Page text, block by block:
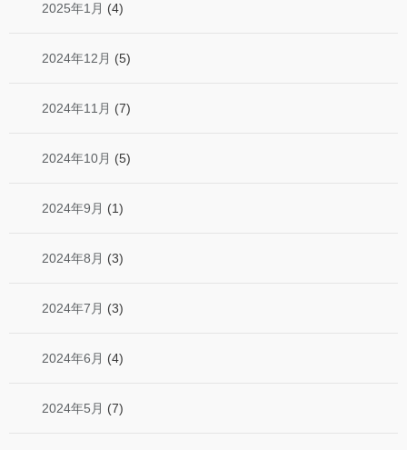
2025年1月 (4)
2024年12月 (5)
2024年11月 (7)
2024年10月 (5)
2024年9月 (1)
2024年8月 (3)
2024年7月 (3)
2024年6月 (4)
2024年5月 (7)